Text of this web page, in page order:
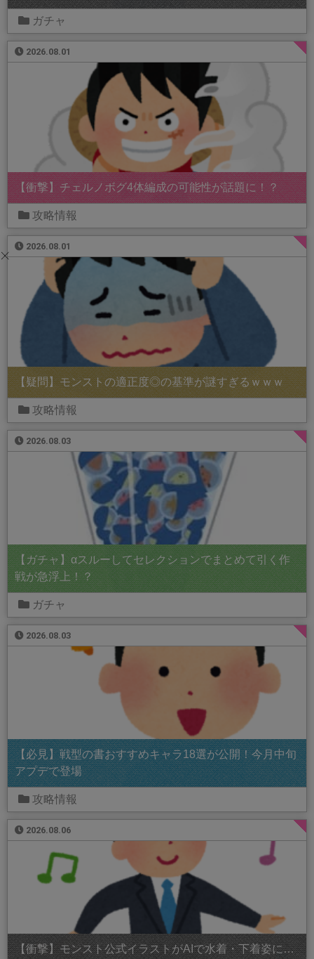
ガチャ
2026.08.01
【衝撃】チェルノボグ4体編成の可能性が話題に！？
攻略情報
2026.08.01
【疑問】モンストの適正度◎の基準が謎すぎるｗｗｗ
攻略情報
2026.08.03
【ガチャ】αスルーしてセレクションでまとめて引く作
戦が急浮上！？
ガチャ
2026.08.03
【必見】戦型の書おすすめキャラ18選が公開！今月中旬
アプデで登場
攻略情報
2026.08.06
【衝撃】モンスト公式イラストがAIで水着・下着姿に…